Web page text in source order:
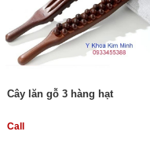
Cây lăn gỗ 3 hàng hạt
Call